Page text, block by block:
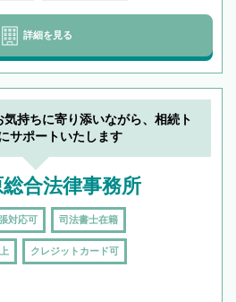
詳細を見る
気持ちに寄り添いながら、相続ト
サポートいたします
合法律事務所
対応可 司法書士在籍
クレジットカード可